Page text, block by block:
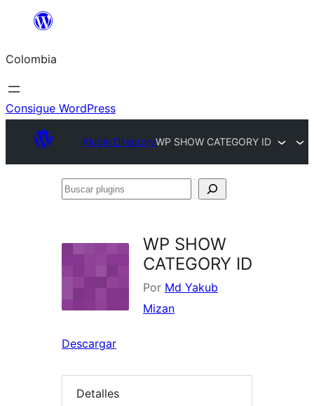
Saltar
contenido
Colombia
Consigue WordPress
Plugin DirectoryWP SHOW CATEGORY ID
Buscar
WP SHOW
CATEGORY ID
Por Md Yakub
Mizan
Descargar
Detalles